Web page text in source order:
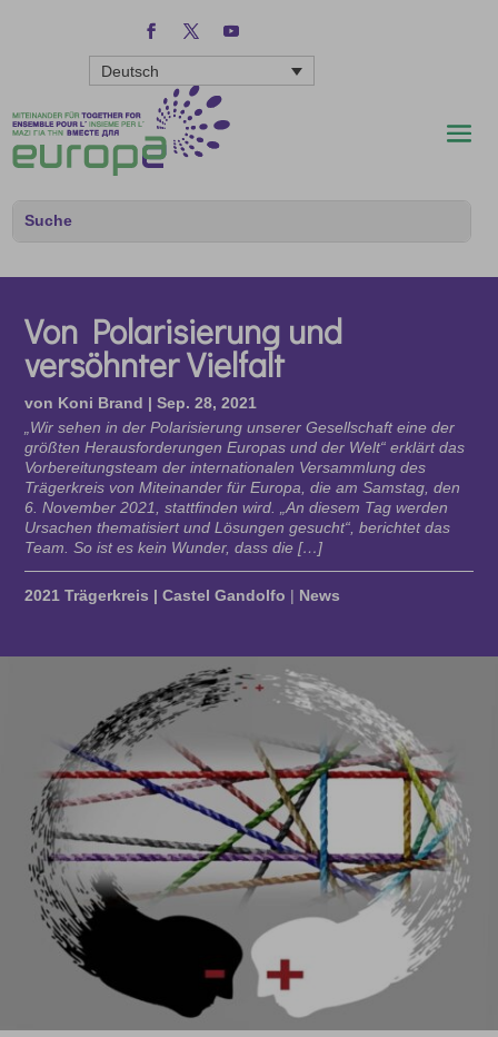
Deutsch
Von Polarisierung und
versöhnter Vielfalt
von Koni Brand |Sep. 28, 2021
„Wir sehen in der Polarisierung unserer Gesellschaft eine der
größten Herausforderungen Europas und der Welt“ erklärt das
Vorbereitungsteam der internationalen Versammlung des
Trägerkreis von Miteinander für Europa, die am Samstag, den
6. November 2021, stattfinden wird. „An diesem Tag werden
Ursachen thematisiert und Lösungen gesucht“, berichtet das
Team. So ist es kein Wunder, dass die […]
2021 Trägerkreis | Castel Gandolfo | News